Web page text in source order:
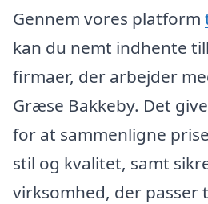
Gennem vores platform
kan du nemt indhente
firmaer, der arbejder
Græse Bakkeby. Det
for at sammenligne
stil og kvalitet, samt
virksomhed, der passer